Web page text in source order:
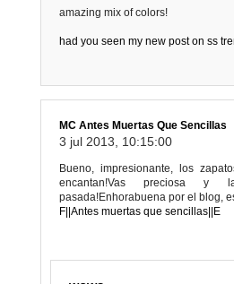
amazing mix of colors!
had you seen my new post on ss
MC Antes Muertas Que Sencillas
3 jul 2013, 10:15:00
Bueno, impresionante, los
encantan!Vas preciosa y
pasada!Enhorabuena por el blog,
F||Antes muertas que sencillas||E